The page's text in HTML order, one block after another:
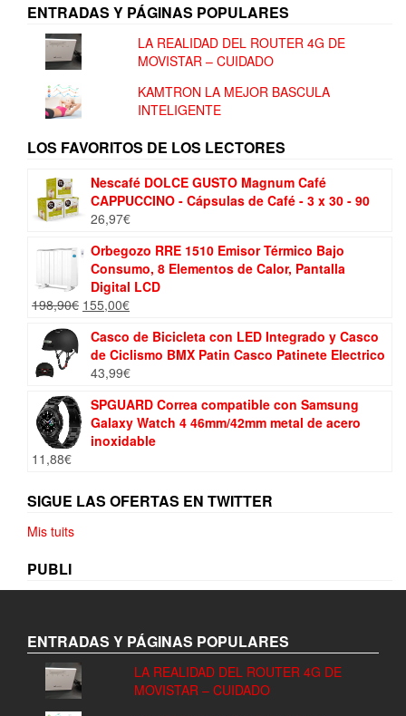
ENTRADAS Y PÁGINAS POPULARES
LA REALIDAD DEL ROUTER 4G DE
MOVISTAR – CUIDADO
KAMTRON LA MEJOR BASCULA
INTELIGENTE
LOS FAVORITOS DE LOS LECTORES
Nescafé DOLCE GUSTO Magnum Café
CAPPUCCINO - Cápsulas de Café - 3 x 30 - 90
26,97€
Orbegozo RRE 1510 Emisor Térmico Bajo
Consumo, 8 Elementos de Calor, Pantalla
Digital LCD
198,90€ El
original
era:
198,90€.
155,00€El
actual
es:
155,00€.
Casco de Bicicleta con LED Integrado y Casco
de Ciclismo BMX Patin Casco Patinete Electrico
43,99€
SPGUARD Correa compatible con Samsung
Galaxy Watch 4 46mm/42mm metal de acero
inoxidable
11,88€
SIGUE LAS OFERTAS EN TWITTER
Mis tuits
PUBLI
ENTRADAS Y PÁGINAS POPULARES
LA REALIDAD DEL ROUTER 4G DE
MOVISTAR – CUIDADO